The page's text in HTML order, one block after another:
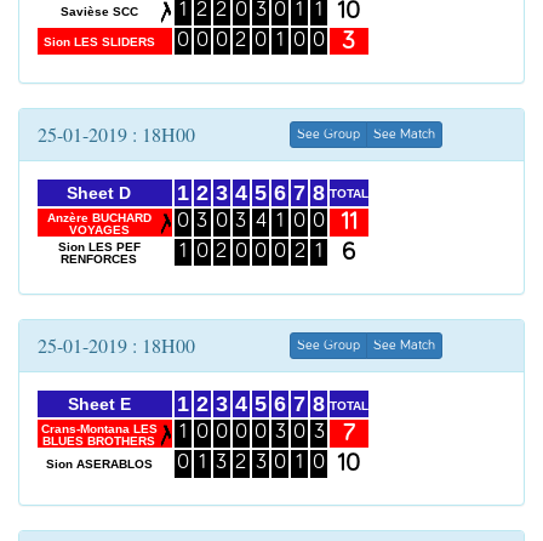
Savièse SCC
Sion LES SLIDERS
1
0
2
0
2
0
0
2
3
0
0
1
1
0
1
0
10
3
25-01-2019 : 18H00 See Group See Match
Sheet D
Anzère BUCHARD
VOYAGES
Sion LES PEF
RENFORCES
1
0
1
2
3
0
3
0
2
4
3
0
5
4
0
6
1
0
7
0
2
8
0
1
TOTAL
11
6
25-01-2019 : 18H00 See Group See Match
Sheet E
Crans-Montana LES
BLUES BROTHERS
Sion ASERABLOS
1
1
0
2
0
1
3
0
3
4
0
2
5
0
3
6
3
0
7
0
1
8
3
0
TOTAL
7
10